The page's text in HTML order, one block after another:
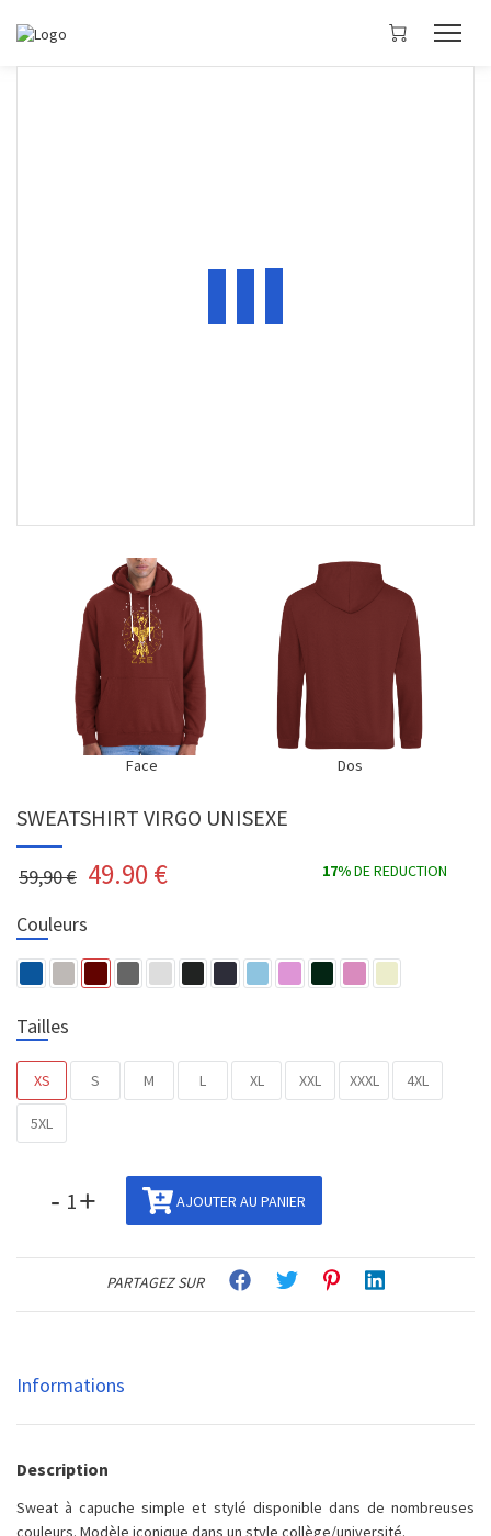
Face Dos
SWEATSHIRT VIRGO UNISEXE
59,90 € 49.90 € 17%DE REDUCTION
Couleurs
Tailles
XS S M L XL XXL XXXL 4XL
5XL
- + AJOUTER AU PANIER
PARTAGEZ SUR
Informations
Description
Sweat à capuche simple et stylé disponible dans de nombreuses
couleurs. Modèle iconique dans un style collège/université.